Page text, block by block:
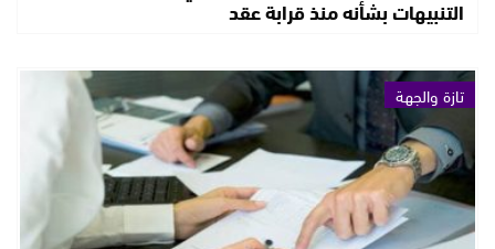
التنبيهات بشأنه منذ قرابة عقد
تازة والجهة